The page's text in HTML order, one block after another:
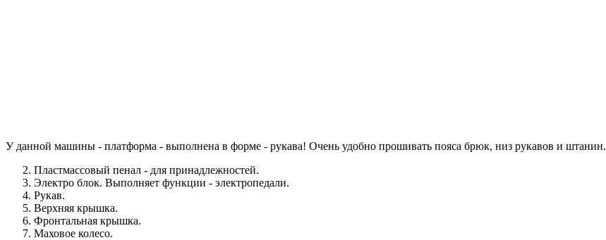
У данной машины - платформа - выполнена в форме - рукава! Очень удобно прошивать пояса брюк, низ рукавов и штанин.
Пластмассовый пенал - для принадлежностей.
Электро блок. Выполняет функции - электропедали.
Рукав.
Верхняя крышка.
Фронтальная крышка.
Маховое колесо.